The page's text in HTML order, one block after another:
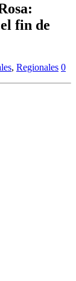
fin de
, Regionales 0